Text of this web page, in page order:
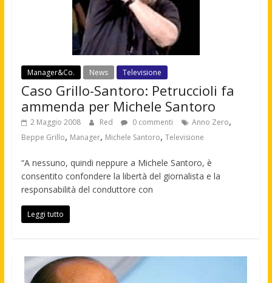
Manager&Co. News Televisione
Caso Grillo-Santoro: Petruccioli fa
ammenda per Michele Santoro
2 Maggio 2008 Red 0 commenti Anno Zero,
Beppe Grillo, Manager, Michele Santoro, Televisione
“A nessuno, quindi neppure a Michele Santoro, è
consentito confondere la libertà del giornalista e la
responsabilità del conduttore con
Leggi tutto